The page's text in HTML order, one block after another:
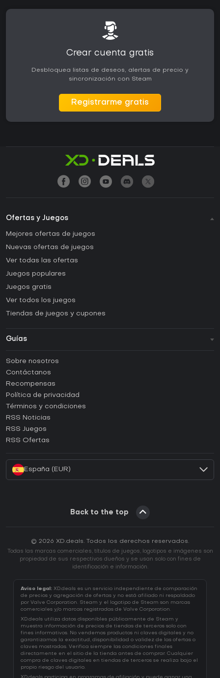
Crear cuenta gratis
Desbloquea listas de deseos, alertas de precio y
sincronización con Steam
Registrarme gratis
Ofertas y Juegos
Mejores ofertas de juegos
Nuevas ofertas de juegos
Ver todas las ofertas
Juegos populares
Juegos gratis
Ver todos los juegos
Tiendas de juegos y cupones
Guías
Guías y tutoriales
¿Cómo activar una CD Key de Steam?
¿Cómo activar una CD Key de Epic Games?
¿Cómo activar una CD Key de GOG?
¿Cómo activar una CD Key de Ubisoft Connect?
Sobre nosotros
Contáctanos
Recompensas
Política de privacidad
Términos y condiciones
RSS Noticias
RSS Juegos
RSS Ofertas
España (EUR)
Back to the top
© 2026 XD.deals. Todos los derechos reservados.
Todas las marcas comerciales, títulos de juegos, logotipos e imágenes son
propiedad de sus respectivos dueños y se usan solo con fines de
identificación e información.
Aviso legal: XD.deals es un servicio independiente de comparación
de precios y agregación de ofertas y no está afiliado ni respaldado
por Valve Corporation. Steam y el logotipo de Steam son marcas
comerciales y/o marcas registradas de Valve Corporation.
XD.deals utiliza datos disponibles públicamente de Steam y
muestra información de precios de tiendas de terceros solo con
fines informativos. No vendemos productos ni claves digitales y no
garantizamos la exactitud, disponibilidad o validez de las ofertas o
claves mostradas. Verifica siempre las condiciones finales
directamente en el sitio de la tienda antes de comprar. Cualquier
compra de claves digitales en tiendas de terceros se realiza bajo el
propio riesgo del usuario.